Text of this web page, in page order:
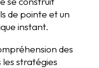
de pointe et un
instant.
des
stratégies